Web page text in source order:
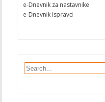
e-Dnevnik za nastavnike
e-Dnevnik Ispravci